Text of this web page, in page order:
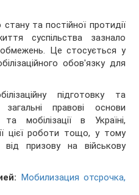
та постійної протидії
суспільства зазнало
Це стосується у
обов'язку для
підготовку та
загальні правові основи
та мобілізації в Україні,
цієї роботи тощо, у тому
від призову на військову
Мобилизация отсрочка,